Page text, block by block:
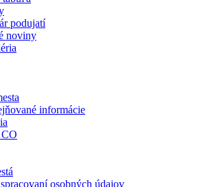
podujatí
noviny
informácie
osobných údajov